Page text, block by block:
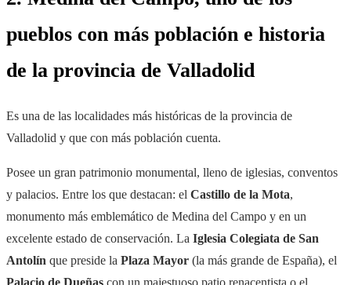
pueblos con más población e historia
de la provincia de Valladolid
Es una de las localidades más históricas de la provincia de
Valladolid y que con más población cuenta.
Posee un gran patrimonio monumental, lleno de iglesias, conventos
y palacios. Entre los que destacan: el Castillo de la Mota,
monumento más emblemático de Medina del Campo y en un
excelente estado de conservación. La Iglesia Colegiata de San
Antolín que preside la Plaza Mayor (la más grande de España), el